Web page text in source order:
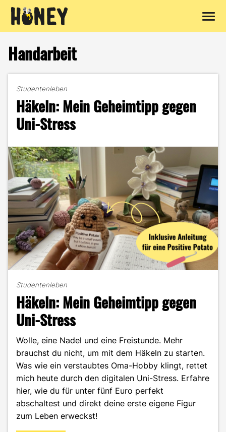
Inhalt
springen
Handarbeit
Studentenleben
Häkeln: Mein Geheimtipp gegen
Uni-Stress
Studentenleben
Häkeln: Mein Geheimtipp gegen
Uni-Stress
Wolle, eine Nadel und eine Freistunde. Mehr
brauchst du nicht, um mit dem Häkeln zu starten.
Was wie ein verstaubtes Oma-Hobby klingt, rettet
mich heute durch den digitalen Uni-Stress. Erfahre
hier, wie du für unter fünf Euro perfekt
abschaltest und direkt deine erste eigene Figur
zum Leben erweckst!